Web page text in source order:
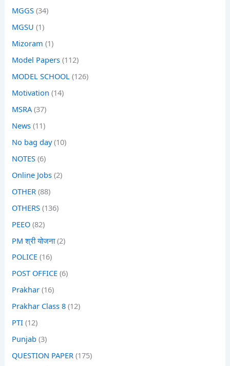
MGGS (34)
MGSU (1)
Mizoram (1)
Model Papers (112)
MODEL SCHOOL (126)
Motivation (14)
MSRA(37)
News (11)
No bag day(10)
NOTES (6)
Online Jobs (2)
OTHER (88)
OTHERS (136)
PEEO (82)
PM श्री योजना(2)
POLICE (16)
POST OFFICE (6)
Prakhar (16)
Prakhar Class 8 (12)
PTI (12)
Punjab (3)
QUESTION PAPER (175)